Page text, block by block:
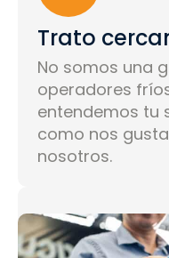
Trato
No somos una
operadores
entendemos tu
como nos
nosotros.